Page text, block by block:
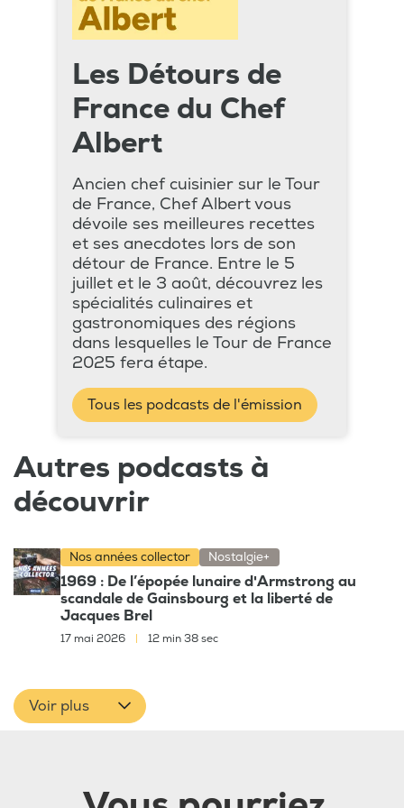
Les Détours de
France du Chef
Albert
Ancien chef cuisinier sur le Tour
de France, Chef Albert vous
dévoile ses meilleures recettes
et ses anecdotes lors de son
détour de France. Entre le 5
juillet et le 3 août, découvrez les
spécialités culinaires et
gastronomiques des régions
dans lesquelles le Tour de France
2025 fera étape.
Tous les podcasts de l'émission
Autres podcasts à
découvrir
Nos années collector Nostalgie+
1969 : De l’épopée lunaire d'Armstrong au
scandale de Gainsbourg et la liberté de
Jacques Brel
17 mai 2026 12 min 38 sec
Voir plus